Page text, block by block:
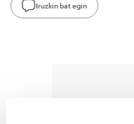
Iruzkin bat egin